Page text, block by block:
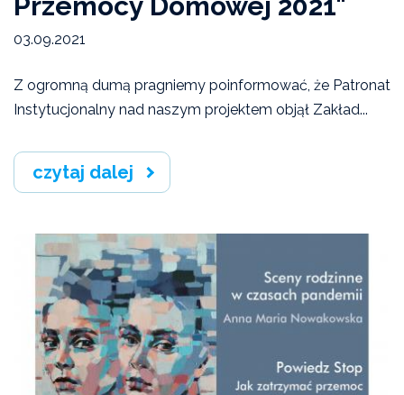
Informacje prasowe
Media o nas
Inne
Warszawa
Kompetencje i zadania służb
Niebieska Akademia Warszawska
03.09.2021
Z ogromną dumą pragniemy poinformować, że Patronat
Instytucjonalny nad naszym projektem objął Zakład...
czytaj dalej